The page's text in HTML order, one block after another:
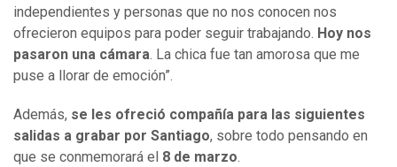
independientes y personas que no nos conocen nos
ofrecieron equipos para poder seguir trabajando. Hoy nos
pasaron una cámara. La chica fue tan amorosa que me
puse a llorar de emoción”.
Además, se les ofreció compañía para las siguientes
salidas a grabar por Santiago, sobre todo pensando en
que se conmemorará el 8 de marzo.